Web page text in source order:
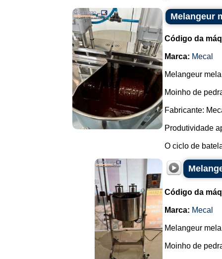
Melangeur
Código da
Marca: Mecal
Melangeur
Moinho de
Fabricante:
Produtividade
O ciclo de
Código da
Marca: Mecal
Melangeur
Moinho de